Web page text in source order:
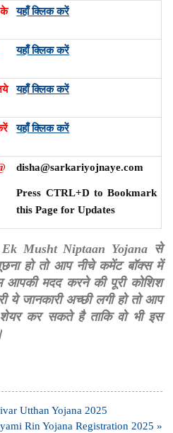
के
यहाँ क्लिक करें
यहाँ क्लिक करें
यहाँ क्लिक करें
यहाँ क्लिक करें
disha@sarkariyojnaye.com
Press CTRL+D to Bookmark
this Page for Updates
Musht Niptaan Yojana से
हो तो आप नीचे कमेंट बॉक्स में
आपकी मदद करने की पूरी कोशिश
ये जानकारी अच्छी लगी हो तो आप
कर सकते है ताकि वो भी इस
Utthan Yojana 2025
Rin Yojana Registration 2025 »